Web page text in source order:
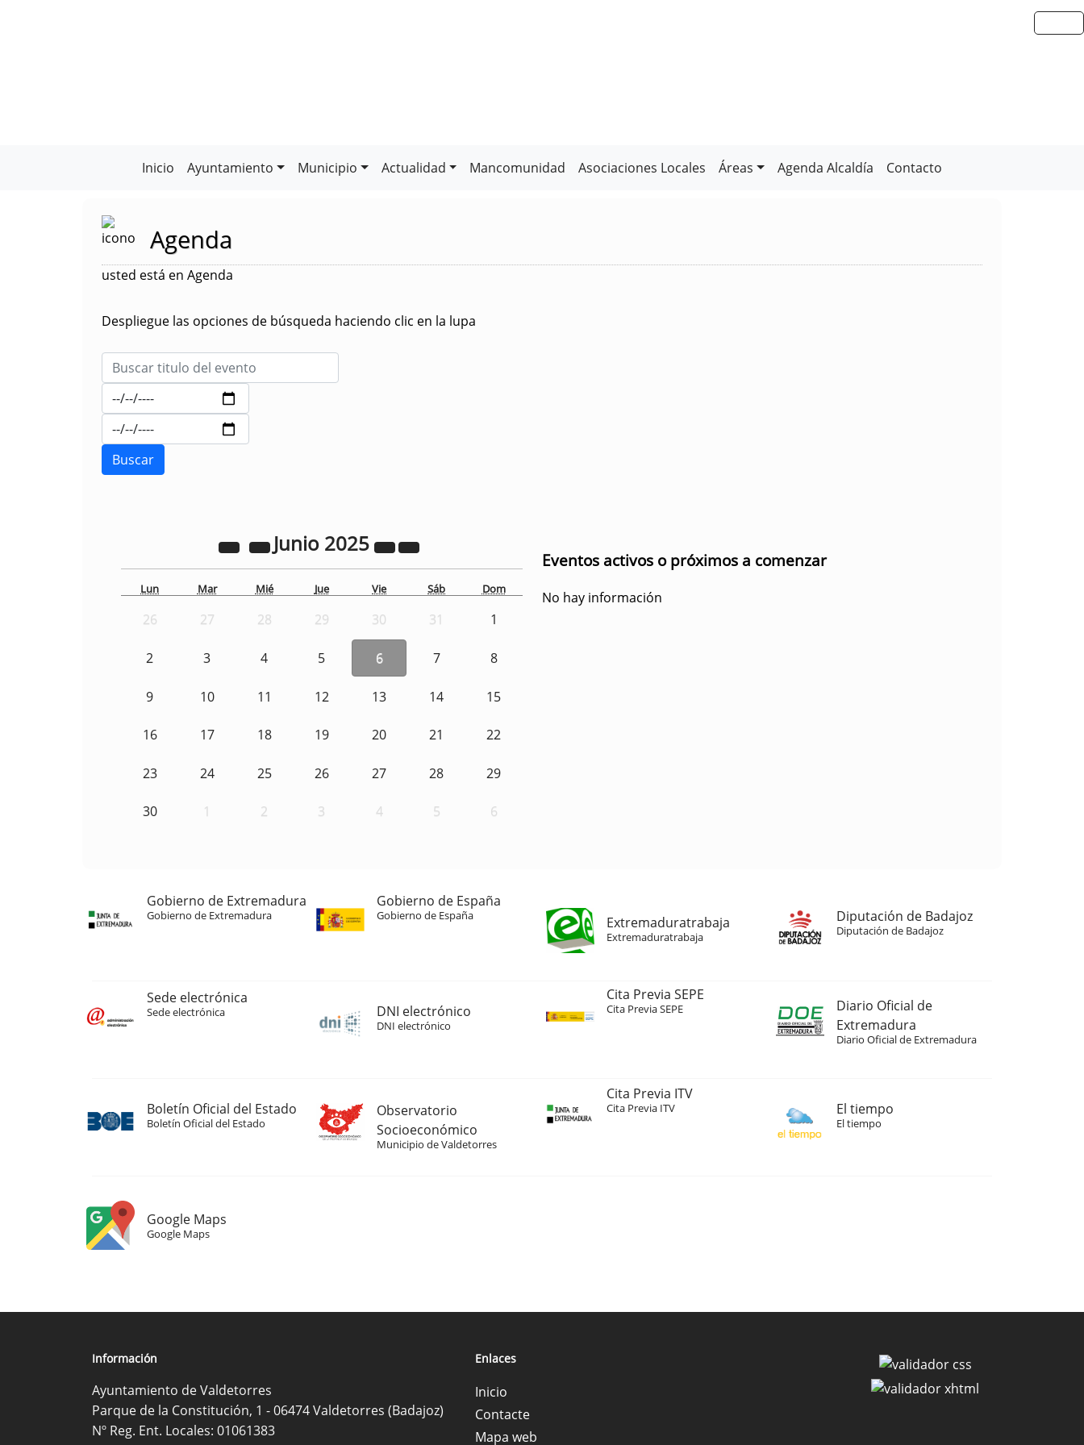
Inicio Ayuntamiento Municipio Actualidad Mancomunidad Asociaciones Locales Áreas Agenda Alcaldía Contacto
Agenda
usted está en Agenda
Despliegue las opciones de búsqueda haciendo clic en la lupa
Junio 2025
Lun Mar Mié Jue Vie Sáb Dom
26 27 28 29 30 31 1
2 3 4 5 6 7 8
9 10 11 12 13 14 15
16 17 18 19 20 21 22
23 24 25 26 27 28 29
30 1 2 3 4 5 6
Eventos activos o próximos a comenzar
No hay información
Gobierno de Extremadura
Gobierno de Extremadura
Gobierno de España
Gobierno de España Extremaduratrabaja
Extremaduratrabaja
Diputación de Badajoz
Diputación de Badajoz
Sede electrónica
Sede electrónica DNI electrónico
DNI electrónico
Cita Previa SEPE
Cita Previa SEPE
Diario Oficial de
Extremadura
Diario Oficial de Extremadura
Boletín Oficial del Estado
Boletín Oficial del Estado
Observatorio
Socioeconómico
Municipio de Valdetorres
Cita Previa ITV
Cita Previa ITV El tiempo
El tiempo
Google Maps
Google Maps
Información
Ayuntamiento de Valdetorres
Parque de la Constitución, 1 - 06474 Valdetorres (Badajoz)
Nº Reg. Ent. Locales: 01061383
Enlaces
Inicio
Contacte
Mapa web